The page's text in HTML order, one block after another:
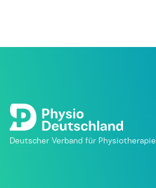
Deutscher Verband für Physiotherapie